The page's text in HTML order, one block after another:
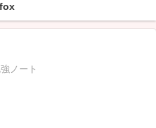
ノート